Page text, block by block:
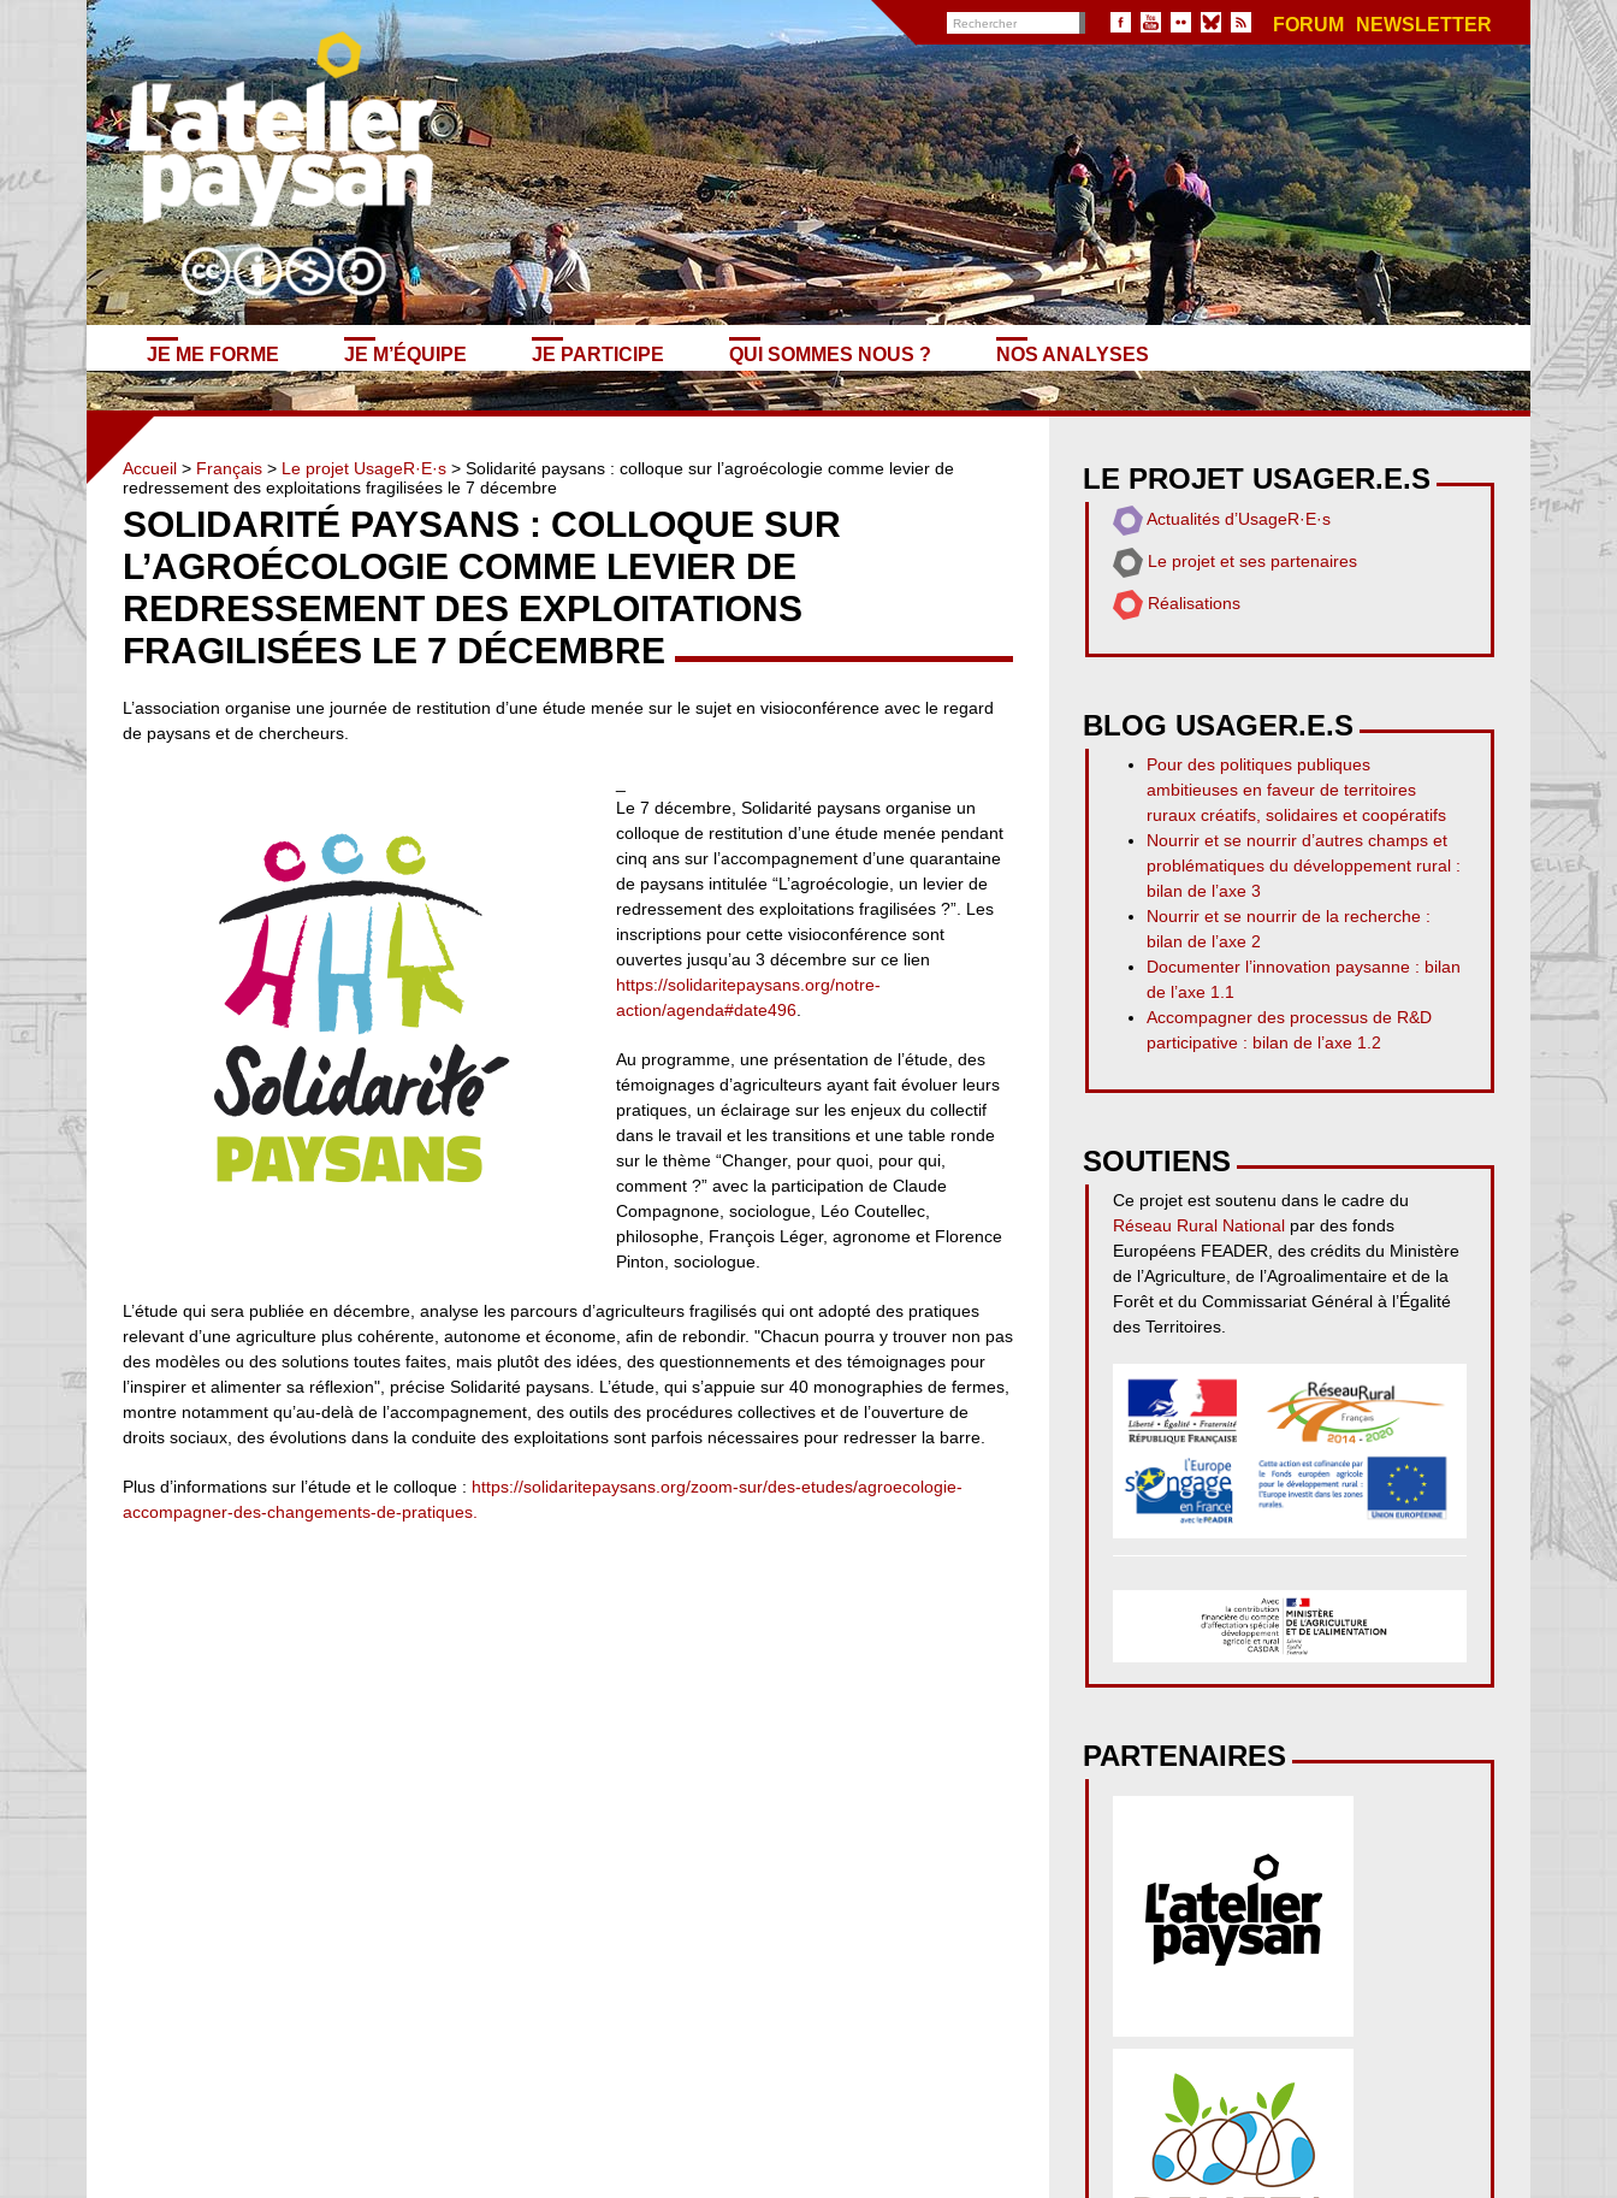
FORUM NEWSLETTER
JE ME FORME JE M’ÉQUIPE JE PARTICIPE QUI SOMMES NOUS ? NOS ANALYSES
Accueil > Français > Le projet UsageR·E·s > Solidarité paysans : colloque sur l’agroécologie comme levier de
redressement des exploitations fragilisées le 7 décembre
SOLIDARITÉ PAYSANS : COLLOQUE SUR
L’AGROÉCOLOGIE COMME LEVIER DE
REDRESSEMENT DES EXPLOITATIONS
FRAGILISÉES LE 7 DÉCEMBRE
L’association organise une journée de restitution d’une étude menée sur le sujet en visioconférence avec le regard
de paysans et de chercheurs.
Le 7 décembre, Solidarité paysans organise un
colloque de restitution d’une étude menée pendant
cinq ans sur l’accompagnement d’une quarantaine
de paysans intitulée “L’agroécologie, un levier de
redressement des exploitations fragilisées ?”. Les
inscriptions pour cette visioconférence sont
ouvertes jusqu’au 3 décembre sur ce lien
https://solidaritepaysans.org/notre-
action/agenda#date496
Au programme, une présentation de l’étude, des
témoignages d’agriculteurs ayant fait évoluer leurs
pratiques, un éclairage sur les enjeux du collectif
dans le travail et les transitions et une table ronde
sur le thème “Changer, pour quoi, pour qui,
comment ?” avec la participation de Claude
Compagnone, sociologue, Léo Coutellec,
philosophe, François Léger, agronome et Florence
Pinton, sociologue.
L’étude qui sera publiée en décembre, analyse les parcours d’agriculteurs fragilisés qui ont adopté des pratiques
relevant d’une agriculture plus cohérente, autonome et économe, afin de rebondir. "Chacun pourra y trouver non pas
des modèles ou des solutions toutes faites, mais plutôt des idées, des questionnements et des témoignages pour
l’inspirer et alimenter sa réflexion", précise Solidarité paysans. L’étude, qui s’appuie sur 40 monographies de fermes,
montre notamment qu’au-delà de l’accompagnement, des outils des procédures collectives et de l’ouverture de
droits sociaux, des évolutions dans la conduite des exploitations sont parfois nécessaires pour redresser la barre.
Plus d’informations sur l’étude et le colloque : https://solidaritepaysans.org/zoom-sur/des-etudes/agroecologie-
accompagner-des-changements-de-pratiques.
LE PROJET USAGER.E.S
Actualités d’UsageR·E·s
Le projet et ses partenaires
Réalisations
BLOG USAGER.E.S
Pour des politiques publiques
ambitieuses en faveur de territoires
ruraux créatifs, solidaires et coopératifs
Nourrir et se nourrir d’autres champs et
problématiques du développement rural :
bilan de l’axe 3
Nourrir et se nourrir de la recherche :
bilan de l’axe 2
Documenter l’innovation paysanne : bilan
de l’axe 1.1
Accompagner des processus de R&D
participative : bilan de l’axe 1.2
SOUTIENS
Ce projet est soutenu dans le cadre du
Réseau Rural National par des fonds
Européens FEADER, des crédits du Ministère
de l’Agriculture, de l’Agroalimentaire et de la
Forêt et du Commissariat Général à l’Égalité
des Territoires.
PARTENAIRES